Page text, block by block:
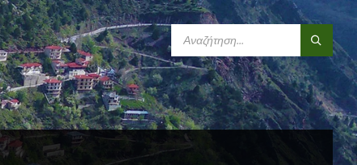
SEARCH: